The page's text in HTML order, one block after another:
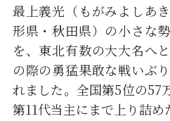
最上義光（もがみよしあ
形県・秋田県）の小さな
を、東北有数の大大名へ
の際の勇猛果敢な戦いぶ
れました。全国第5位の57
第11代当主にまで上り詰め